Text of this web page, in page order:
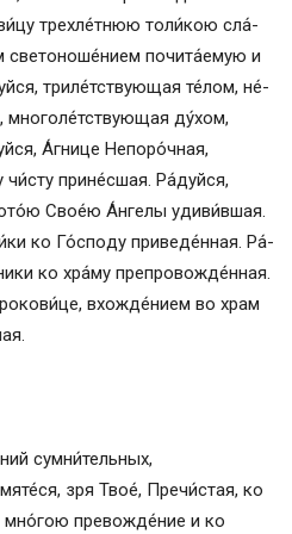
трехле́тнюю толи́кою сла́­
почита́емую и
триле́тствующая те́­лом, не́­
многоле́тствующая ду́­хом,
А́гнице Непоро́чная,
прине́сшая. Ра́­дуй­ся,
Свое́ю А́н­ге­лы удиви́вшая.
ко Го́с­по­ду приведе́нная. Ра́­
ко хра́­му препровожде́нная.
вхожде́нием во храм
су­мни́­тель­ных,
зря Твое́, Пре­чи́с­тая, ко
превожде́ние и ко